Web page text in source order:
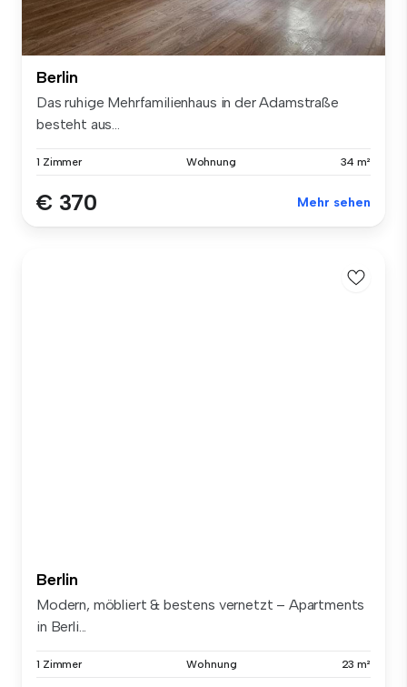
Berlin
Das ruhige Mehrfamilienhaus in der Adamstraße
besteht aus...
1 Zimmer Wohnung 34 m²
€ 370 Mehr sehen
Berlin
Modern, möbliert & bestens vernetzt – Apartments
in Berli...
1 Zimmer Wohnung 23 m²